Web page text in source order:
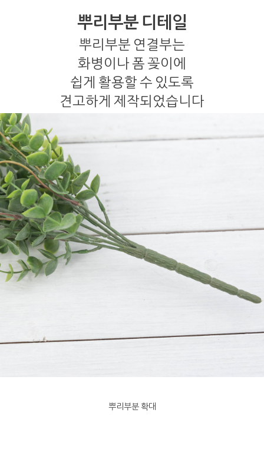
뿌리부분 디테일
뿌리부분 연결부는
화병이나 폼 꽂이에
쉽게 활용할 수 있도록
견고하게 제작되었습니다
뿌리부분 확대